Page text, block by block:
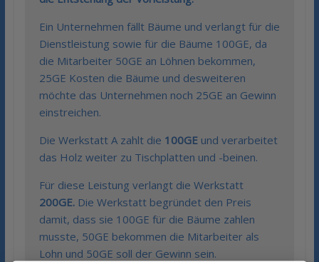
Ein Unternehmen fällt Bäume und verlangt für die
Dienstleistung sowie für die Bäume 100GE, da
die Mitarbeiter 50GE an Löhnen bekommen,
25GE Kosten die Bäume und desweiteren
möchte das Unternehmen noch 25GE an Gewinn
einstreichen.
Die Werkstatt A zahlt die 100GEund verarbeitet
das Holz weiter zu Tischplatten und -beinen.
Für diese Leistung verlangt die Werkstatt
200GE. Die Werkstatt begründet den Preis
damit, dass sie 100GE für die Bäume zahlen
musste, 50GE bekommen die Mitarbeiter als
Lohn und 50GE soll der Gewinn sein.